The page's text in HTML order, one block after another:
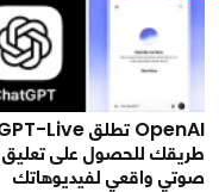
طريقك للحصول على تعليق
صوتي واقعي لفيديوهاتك